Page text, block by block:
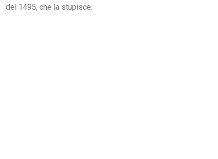
del 1495, che la stupisce.